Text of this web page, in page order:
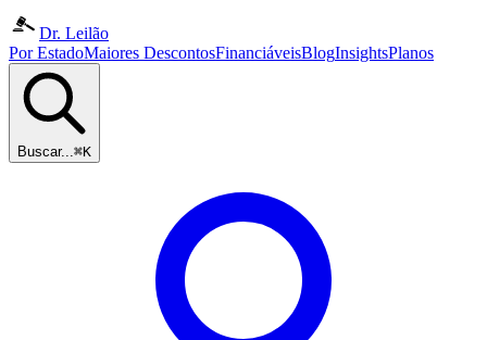
Dr. Leilão
Por EstadoMaiores DescontosFinanciáveisBlogInsightsPlanos
Buscar...⌘K